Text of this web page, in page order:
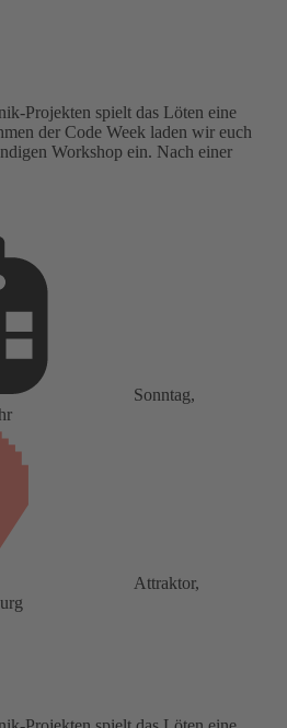
Projekten spielt das Löten eine
der Code Week laden wir euch
Workshop ein. Nach einer
Sonntag,
Attraktor,